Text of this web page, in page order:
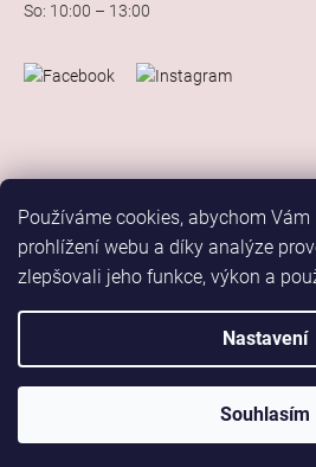
Používáme cookies, abychom
prohlížení webu a díky analýze
zlepšovali jeho funkce, výkon a
Nastavení
Souhlasím
So: 10:00 – 13:00
Vytvořil
Elis Dance Sport.
Upravit nastavení